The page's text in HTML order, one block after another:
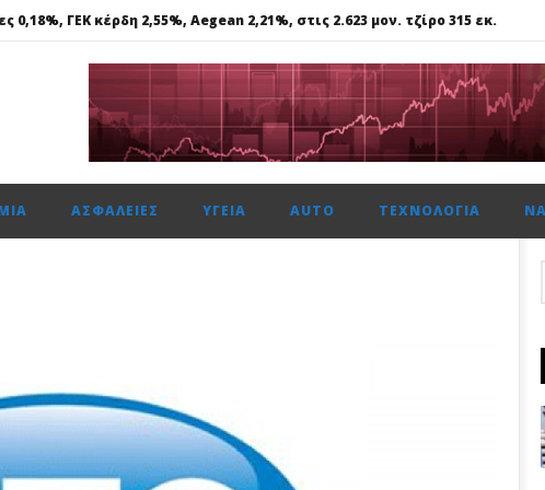
0,18%, ΓΕΚ κέρδη 2,55%, Aegean 2,21%, στις 2.623 μον. τζίρο 315 εκ.
εμπιστοσύνης», η ιστορική συμφωνία για την είσοδο του κολοσσού
0,18%, ΓΕΚ κέρδη 2,55%, Aegean 2,21%, στις 2.623 μον. τζίρο 315 εκ.
ΑΣΦΆΛΕΙΕΣ ΥΓΕΊΑ AUTO ΤΕΧΝΟΛΟΓΊΑ